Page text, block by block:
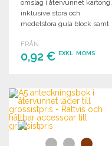
omslag i återvunnet kartong,
inklusive stora och
medelstora gula block samt
FRÅN
0,92 € EXKL. MOMS
Begär offert